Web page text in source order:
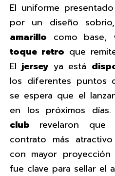
El uniforme
por un diseño
amarillo como base,
toque retro que
Eljersey ya está
los diferentes puntos
se espera que el
en los próximos días.
club revelaron
contrato más
con mayor
fue clave para sellar el